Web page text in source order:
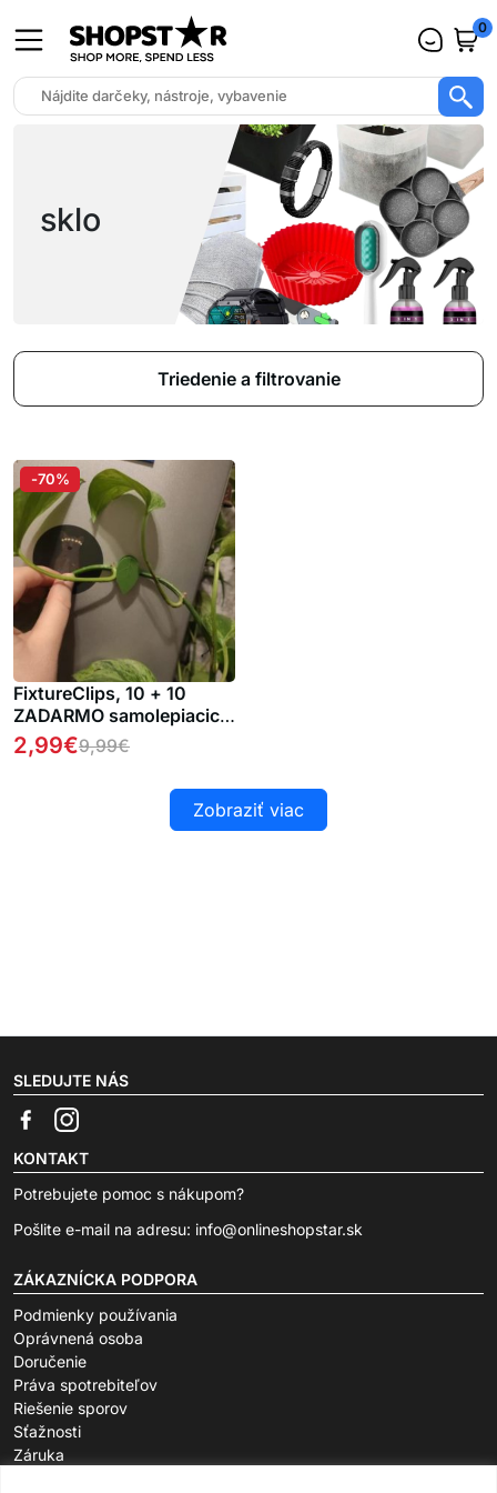
0
sklo
Triedenie a filtrovanie
FixtureClips, 10 + 10
ZADARMO samolepiacich
držiakov rastlín – žiadne
vŕtanie!
2,99€9,99€
-70%
Zobraziť viac
SLEDUJTE NÁS
KONTAKT
Potrebujete pomoc s nákupom?
Pošlite e-mail na adresu: info@onlineshopstar.sk
ZÁKAZNÍCKA PODPORA
Podmienky používania
Oprávnená osoba
Doručenie
Práva spotrebiteľov
Riešenie sporov
Sťažnosti
Záruka